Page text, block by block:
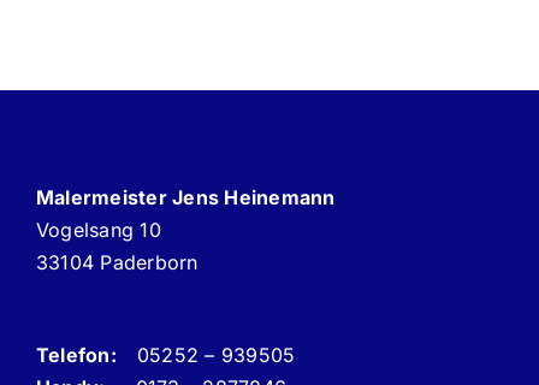
Malermeister Jens Heinemann
Vogelsang 10
33104 Paderborn
Telefon: 05252 – 939505